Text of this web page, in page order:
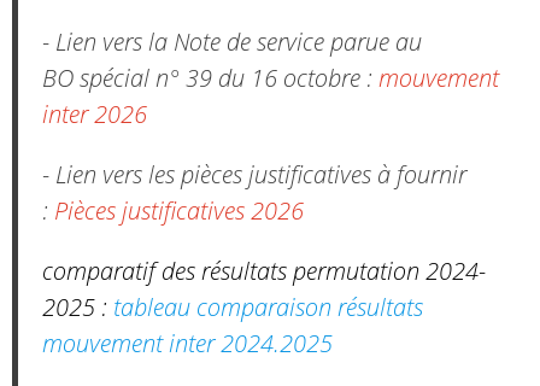
- Lien vers la Note de service parue au
BO spécial n° 39 du 16 octobre : mouvement
inter 2026
- Lien vers les pièces justificatives à fournir
: Pièces justificatives 2026
comparatif des résultats permutation 2024-
2025 : tableau comparaison résultats
mouvement inter 2024.2025